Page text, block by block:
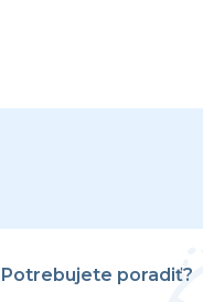
Potrebujete poradiť?